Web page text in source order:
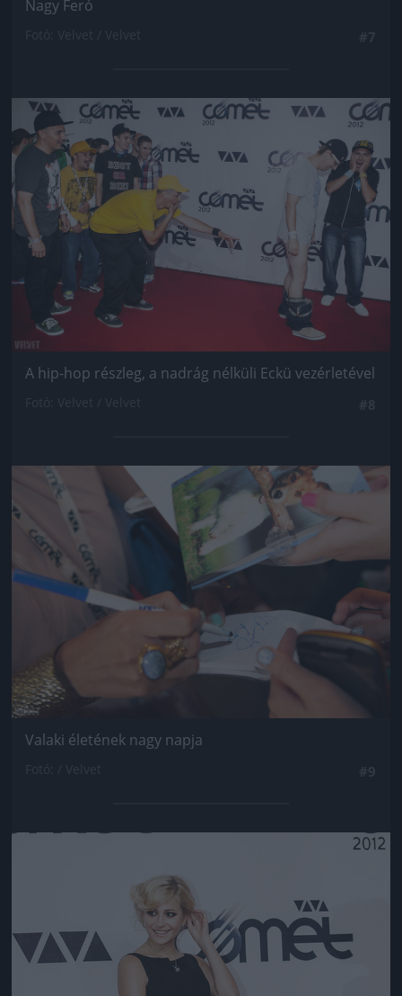
Nagy Feró
Jön még kép!
A hip-hop részleg, a nadrág nélküli Eckü vezérletével
Jön még kép!
Valaki életének nagy napja